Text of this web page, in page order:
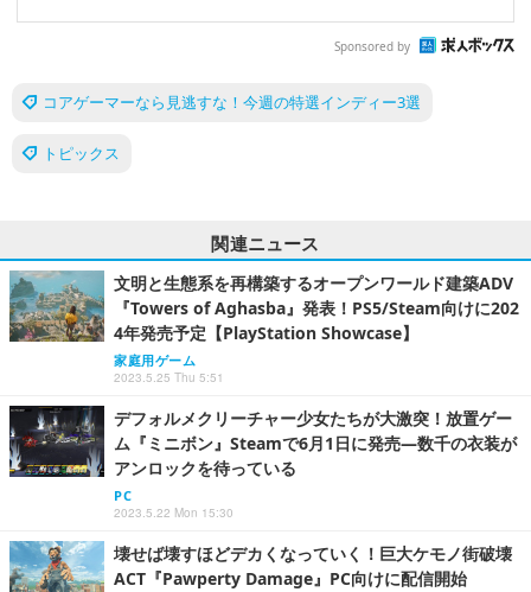
Sponsored by
コアゲーマーなら見逃すな！今週の特選インディー3選
トピックス
関連ニュース
文明と生態系を再構築するオープンワールド建築ADV
『Towers of Aghasba』発表！PS5/Steam向けに202
4年発売予定【PlayStation Showcase】
家庭用ゲーム
2023.5.25 Thu 5:51
デフォルメクリーチャー少女たちが大激突！放置ゲー
ム『ミニボン』Steamで6月1日に発売―数千の衣装が
アンロックを待っている
PC
2023.5.22 Mon 15:30
壊せば壊すほどデカくなっていく！巨大ケモノ街破壊
ACT『Pawperty Damage』PC向けに配信開始